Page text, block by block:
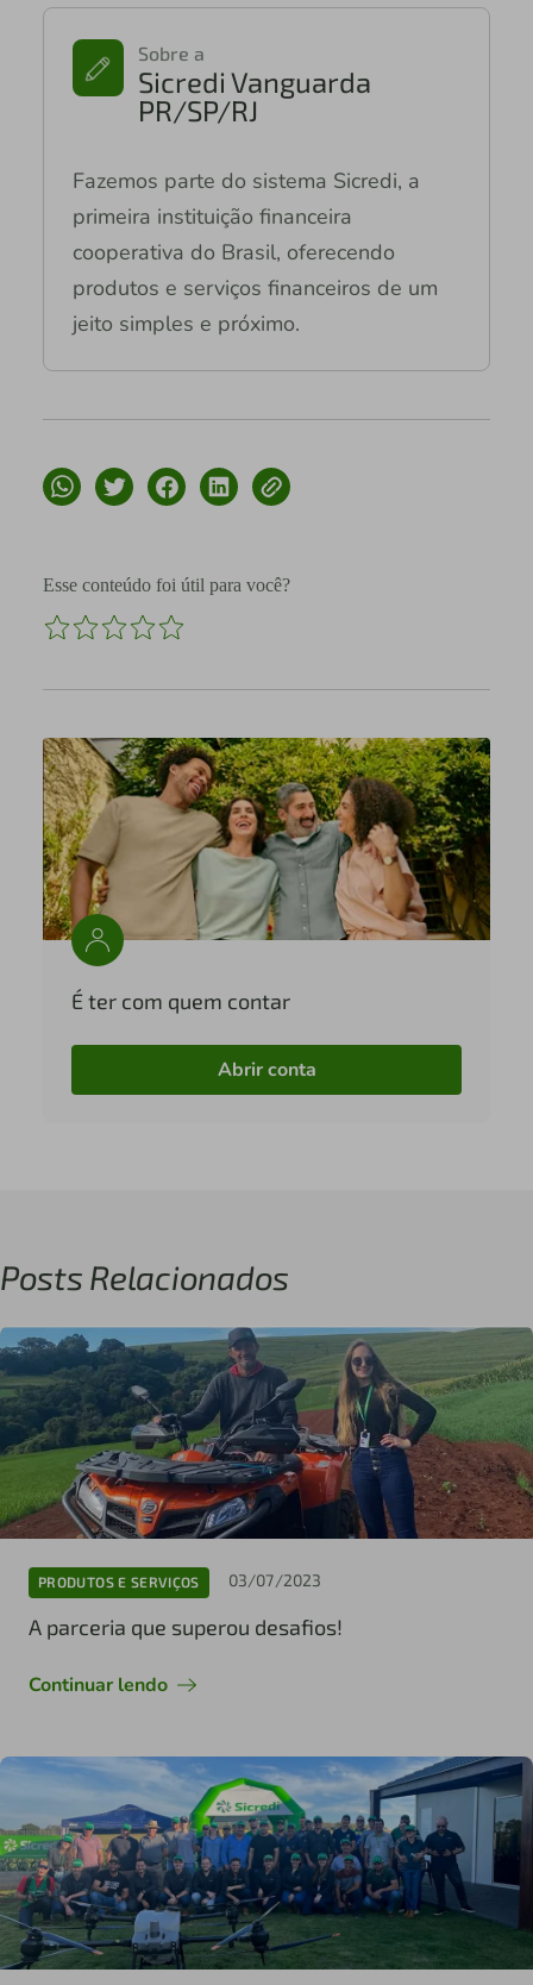
Sobre a
Sicredi Vanguarda
PR/SP/RJ
Fazemos parte do sistema Sicredi, a
primeira instituição financeira
cooperativa do Brasil, oferecendo
produtos e serviços financeiros de um
jeito simples e próximo.
Esse conteúdo foi útil para você?
É ter com quem contar
Abrir conta
Posts Relacionados
PRODUTOS E SERVIÇOS 03/07/2023
A parceria que superou desafios!
Continuar lendo